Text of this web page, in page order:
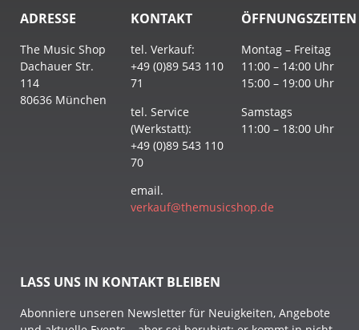
ADRESSE
The Music Shop
Dachauer Str.
114
80636 München
KONTAKT
tel. Verkauf:
+49 (0)89 543 110
71
tel. Service
(Werkstatt):
+49 (0)89 543 110
70
email.
verkauf@themusicshop.de
ÖFFNUNGSZEITEN
Montag – Freitag
11:00 – 14:00 Uhr
15:00 – 19:00 Uhr
Samstags
11:00 – 18:00 Uhr
LASS UNS IN KONTAKT BLEIBEN
Abonniere unseren Newsletter für Neuigkeiten, Angebote